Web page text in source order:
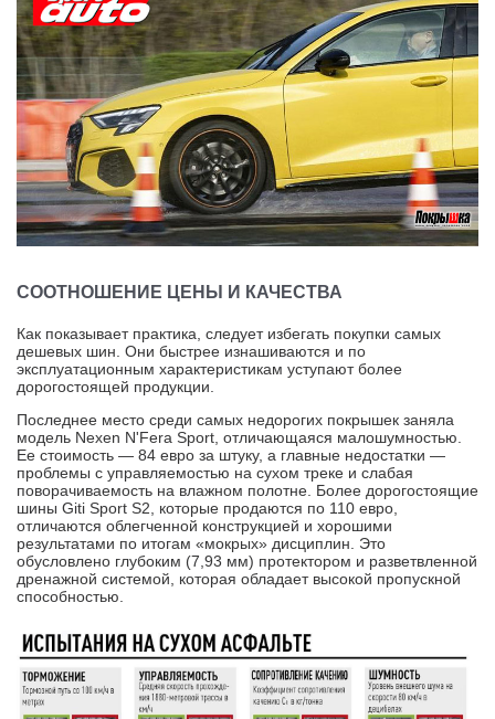
СООТНОШЕНИЕ ЦЕНЫ И КАЧЕСТВА
Как показывает практика, следует избегать покупки самых
дешевых шин. Они быстрее изнашиваются и по
эксплуатационным характеристикам уступают более
дорогостоящей продукции.
Последнее место среди самых недорогих покрышек заняла
модель Nexen N'Fera Sport, отличающаяся малошумностью.
Ее стоимость — 84 евро за штуку, а главные недостатки —
проблемы с управляемостью на сухом треке и слабая
поворачиваемость на влажном полотне. Более дорогостоящие
шины Giti Sport S2, которые продаются по 110 евро,
отличаются облегченной конструкцией и хорошими
результатами по итогам «мокрых» дисциплин. Это
обусловлено глубоким (7,93 мм) протектором и разветвленной
дренажной системой, которая обладает высокой пропускной
способностью.